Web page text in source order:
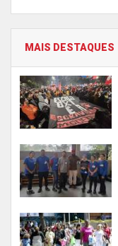
MAIS DESTAQUES